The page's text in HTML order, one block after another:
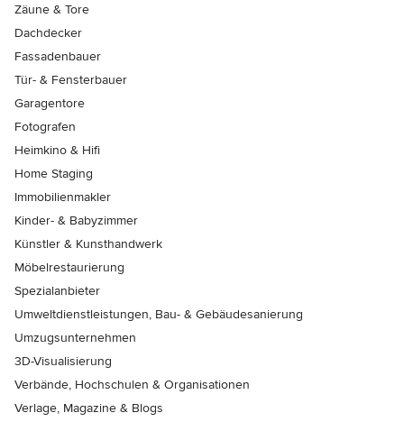
Zäune & Tore
Dachdecker
Fassadenbauer
Tür- & Fensterbauer
Garagentore
Fotografen
Heimkino & Hifi
Home Staging
Immobilienmakler
Kinder- & Babyzimmer
Künstler & Kunsthandwerk
Möbelrestaurierung
Spezialanbieter
Umweltdienstleistungen, Bau- & Gebäudesanierung
Umzugsunternehmen
3D-Visualisierung
Verbände, Hochschulen & Organisationen
Verlage, Magazine & Blogs